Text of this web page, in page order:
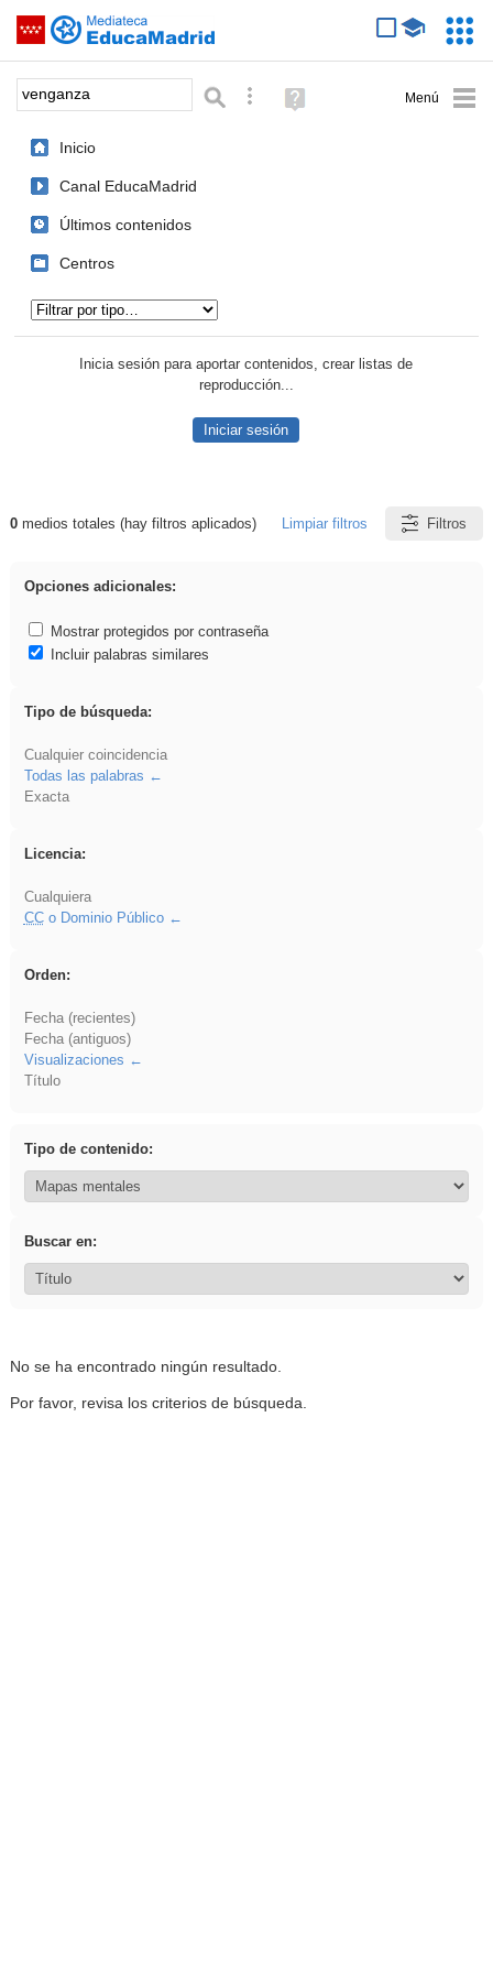
Saltar navegación
Palabra o frase: Búsqueda avanzada
Ayuda
(en
Inicio
Canal EducaMadrid
Últimos contenidos
Centros
Inicia sesión para aportar contenidos, crear listas de
reproducción...
Iniciar sesión
Resultados de: venganza
0medios totales (hay filtros aplicados) Limpiar filtros Filtros
Opciones adicionales:
Mostrar protegidos por contraseña
Incluir palabras similares
Tipo de búsqueda:
Cualquier coincidencia
Todas las palabras
Exacta
Licencia:
Cualquiera
CCo Dominio Público
Orden:
Fecha (recientes)
Fecha (antiguos)
Visualizaciones
Título
Tipo de contenido:
Buscar en:
No se ha encontrado ningún resultado.
Por favor, revisa los criterios de búsqueda.